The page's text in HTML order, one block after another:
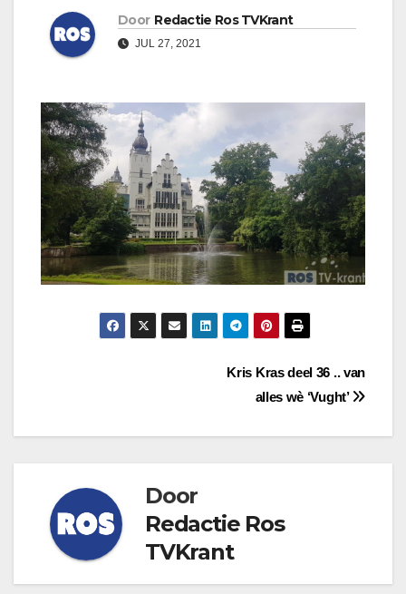
Door Redactie Ros TVKrant
JUL 27, 2021
Kris Kras deel 36 .. van
alles wè ‘Vught’
Door
Redactie Ros
TVKrant